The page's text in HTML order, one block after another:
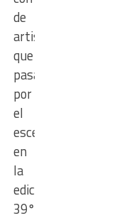
de
artistas
que
pasarán
por
el
escenario,
en
la
edición
39°